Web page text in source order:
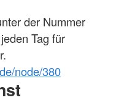
der Nummer
Tag für
node/380